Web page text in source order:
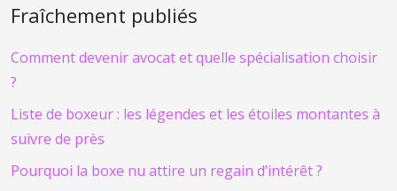
Fraîchement publiés
Comment devenir avocat et quelle spécialisation choisir
?
Liste de boxeur : les légendes et les étoiles montantes à
suivre de près
Pourquoi la boxe nu attire un regain d’intérêt ?